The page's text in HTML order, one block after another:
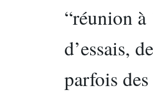
“réunion à
d’essais,
parfois